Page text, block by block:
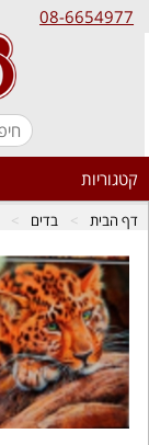
08-6654977
קטגוריות
דף הבית בדים